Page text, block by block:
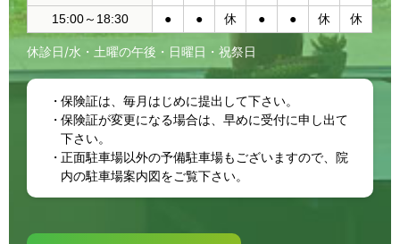
15:00～18:30
● ● 休 ● ● 休 休
休診日/水・土曜の午後・日曜日・祝祭日
保険証は、毎月はじめに提出して下さい。
保険証が変更になる場合は、早めに受付に申し出て
下さい。
正面駐車場以外の予備駐車場もございますので、院
内の駐車場案内図をご覧下さい。